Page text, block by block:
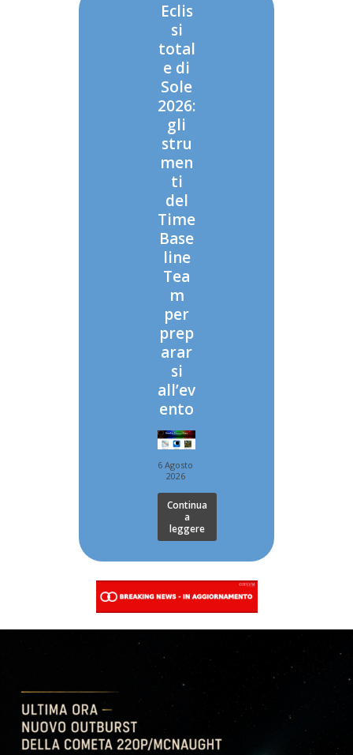
Eclis
si
total
e di
Sole
2026:
gli
stru
men
ti
del
Time
Base
line
Tea
m
per
prep
arar
si
all’ev
ento
6 Agosto
2026
Continua
a
leggere